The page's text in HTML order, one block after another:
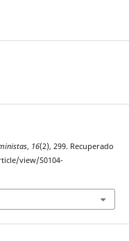
, 16(2), 299. Recuperado
view/S0104-